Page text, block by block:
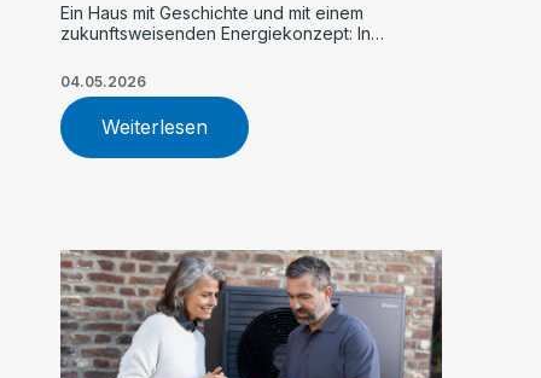
Ein Haus mit Geschichte und mit einem
zukunftsweisenden Energiekonzept: In
mit einer Kombination aus Wärmepumpe und
Gas-Brennwertkessel
04.05.2026
Weiterlesen